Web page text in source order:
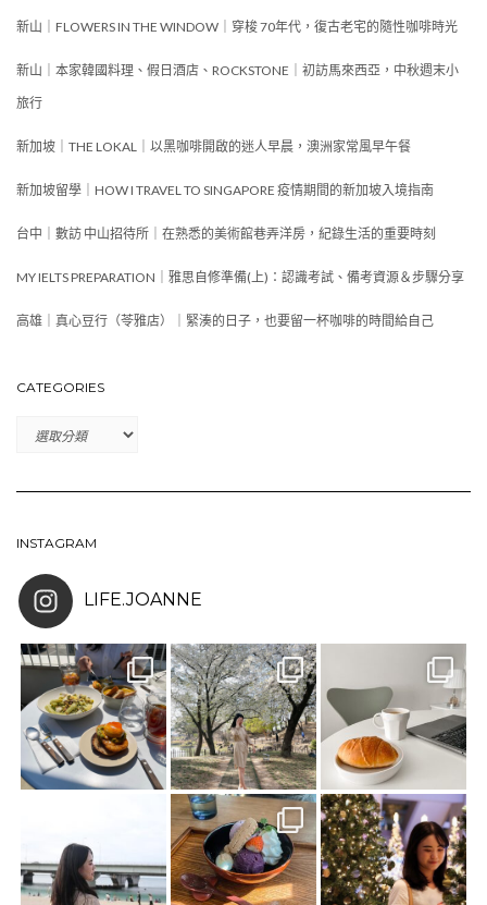
新山｜FLOWERS IN THE WINDOW｜穿梭 70年代，復古老宅的隨性咖啡時光
新山｜本家韓國料理、假日酒店、ROCKSTONE｜初訪馬來西亞，中秋週末小
旅行
新加坡｜THE LOKAL｜以黑咖啡開啟的迷人早晨，澳洲家常風早午餐
新加坡留學｜HOW I TRAVEL TO SINGAPORE 疫情期間的新加坡入境指南
台中｜數訪 中山招待所｜在熟悉的美術館巷弄洋房，紀錄生活的重要時刻
MY IELTS PREPARATION｜雅思自修準備(上)：認識考試、備考資源＆步驟分享
高雄｜真心豆行（苓雅店）｜緊湊的日子，也要留一杯咖啡的時間給自己
CATEGORIES
CATEGORIES
INSTAGRAM
LIFE.JOANNE